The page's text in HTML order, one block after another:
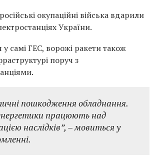
окупаційні війська вдарили
України.
самі ГЕС, ворожі ракети також
поруч з
пошкодження обладнання.
працюють над
наслідків”, – мовиться у